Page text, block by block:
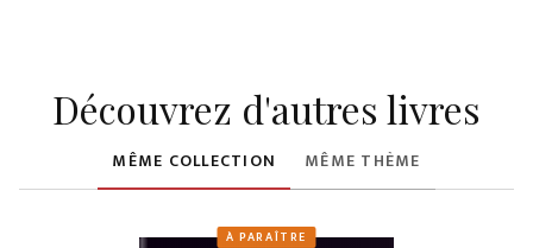
Découvrez d'autres livres
MÊME COLLECTION MÊME THÈME
À PARAÎTRE